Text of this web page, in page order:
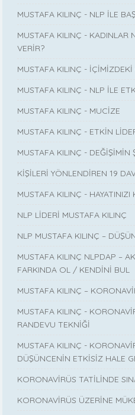
MUSTAFA KILINÇ - NLP İLE
MUSTAFA KILINÇ - KADINLAR
VERİR?
MUSTAFA KILINÇ - İÇİMİZDEKİ
MUSTAFA KILINÇ - NLP İLE
MUSTAFA KILINÇ - MUCİZE
MUSTAFA KILINÇ - ETKİN
MUSTAFA KILINÇ - DEĞİŞİMİN
KİŞİLERİ YÖNLENDİREN 19
MUSTAFA KILINÇ - HAYATINIZI
NLP LİDERİ MUSTAFA KILINÇ
NLP MUSTAFA KILINÇ –
MUSTAFA KILINÇ NLPDAP –
FARKINDA OL / KENDİNİ BUL
MUSTAFA KILINÇ –
MUSTAFA KILINÇ -
RANDEVU TEKNİĞİ
MUSTAFA KILINÇ -
DÜŞÜNCENİN ETKİSİZ HALE
KORONAVİRÜS TATİLİNDE
KORONAVİRÜS ÜZERİNE